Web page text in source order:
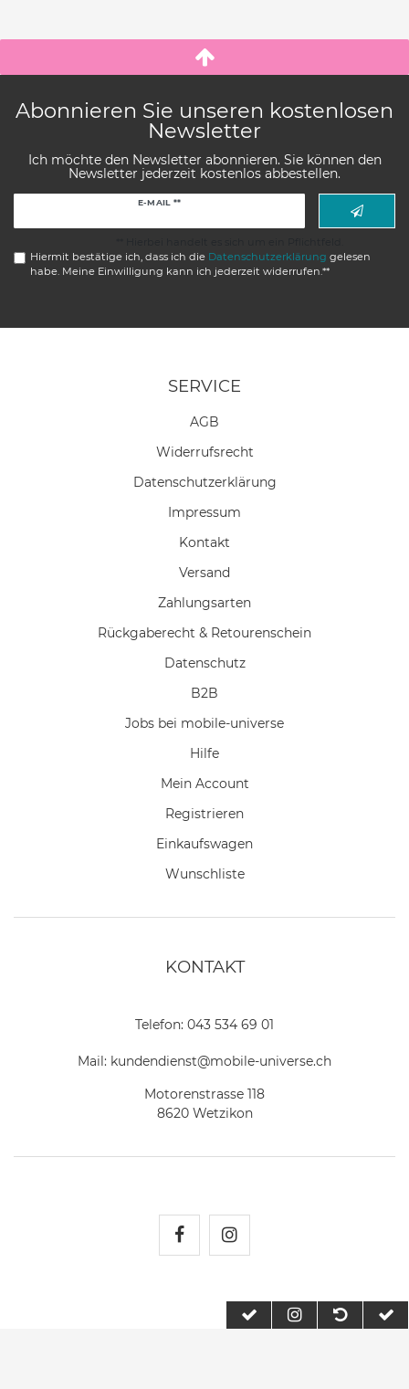
Abonnieren Sie unseren kostenlosen
Newsletter
Ich möchte den Newsletter abonnieren. Sie können den
Newsletter jederzeit kostenlos abbestellen.
E-MAIL **
Hiermit bestätige ich, dass ich die Daten­schutz­erklärung gelesen
habe. Meine Einwilligung kann ich jederzeit widerrufen.**
SERVICE
AGB
Widerrufs­recht
Daten­schutz­erklärung
Impressum
Kontakt
Versand
Zahlungsarten
Rückgaberecht & Retourenschein
Datenschutz
B2B
Jobs bei mobile-universe
Hilfe
Mein Account
Registrieren
Einkaufswagen
Wunschliste
KONTAKT
Telefon: 043 534 69 01
Mail: kundendienst@mobile-universe.ch
Motorenstrasse 118
8620 Wetzikon